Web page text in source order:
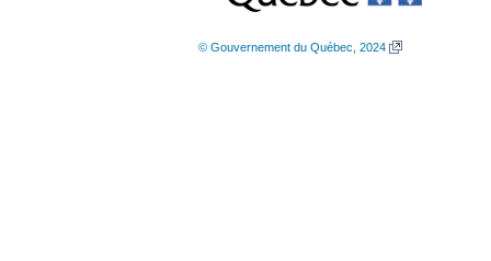
© Gouvernement du Québec, 2024